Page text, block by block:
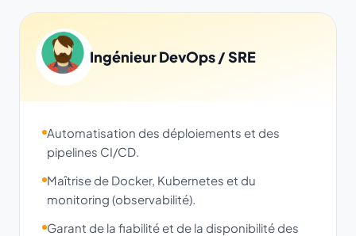
Ingénieur DevOps / SRE
Automatisation des déploiements et des
pipelines CI/CD.
Maîtrise de Docker, Kubernetes et du
monitoring (observabilité).
Garant de la fiabilité et de la disponibilité des